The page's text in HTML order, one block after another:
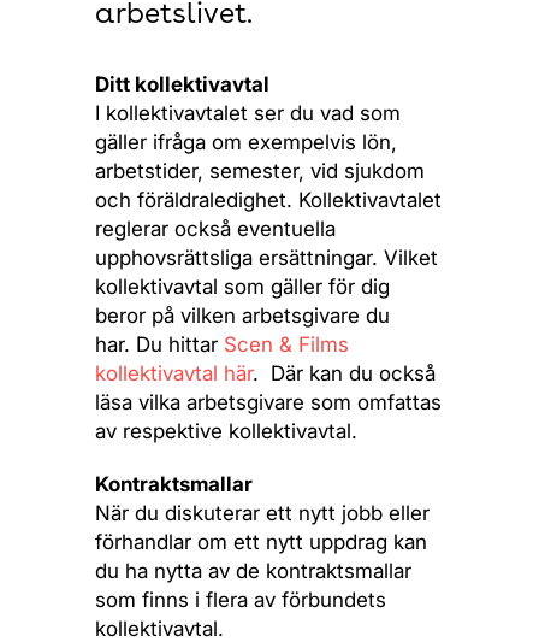
arbetslivet.
Ditt kollektivavtal
I kollektivavtalet ser du vad som
gäller ifråga om exempelvis lön,
arbetstider, semester, vid sjukdom
och föräldraledighet. Kollektivavtalet
reglerar också eventuella
upphovsrättsliga ersättningar. Vilket
kollektivavtal som gäller för dig
beror på vilken arbetsgivare du
har. Du hittar Scen & Films
kollektivavtal här. Där kan du också
läsa vilka arbetsgivare som omfattas
av respektive kollektivavtal.
Kontraktsmallar
När du diskuterar ett nytt jobb eller
förhandlar om ett nytt uppdrag kan
du ha nytta av de kontraktsmallar
som finns i flera av förbundets
kollektivavtal.